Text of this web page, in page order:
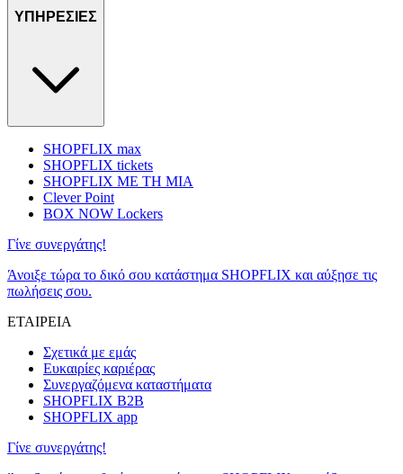
ΥΠΗΡΕΣΙΕΣ
SHOPFLIX max
SHOPFLIX tickets
SHOPFLIX ΜΕ ΤΗ ΜΙΑ
Clever Point
BOX NOW Lockers
Γίνε συνεργάτης!
Άνοιξε τώρα το δικό σου κατάστημα SHOPFLIX και αύξησε τις
πωλήσεις σου.
ΕΤΑΙΡΕΙΑ
Σχετικά με εμάς
Ευκαιρίες καριέρας
Συνεργαζόμενα καταστήματα
SHOPFLIX B2B
SHOPFLIX app
Γίνε συνεργάτης!